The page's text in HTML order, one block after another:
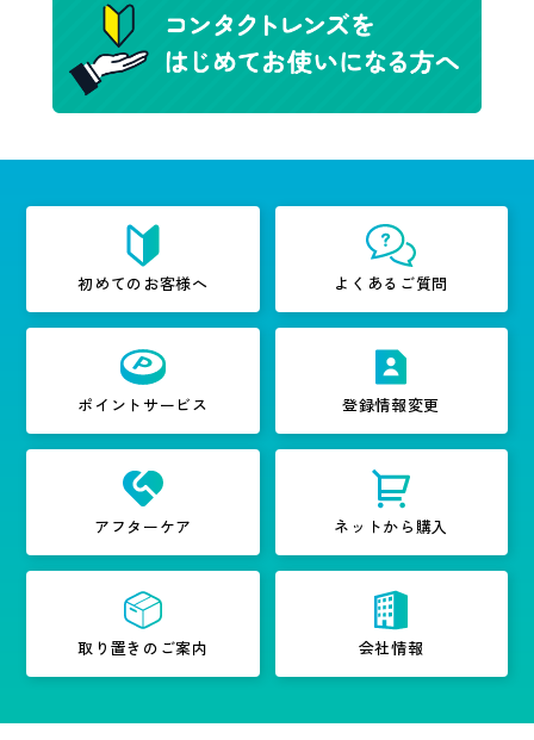
初めてのお客様へ よくあるご質問
ポイントサービス 登録情報変更
アフターケア ネットから購入
取り置きのご案内 会社情報